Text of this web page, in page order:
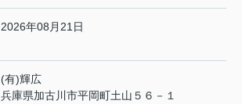
2026年08月21日
(有)輝広
兵庫県加古川市平岡町土山５６－１